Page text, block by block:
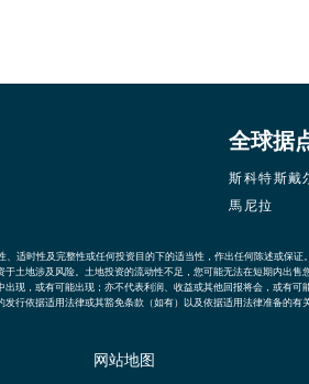
全球据
斯科特斯戴
馬尼拉
适时性及完整性或任何投资目的下的适当性，作出任何陈述或保
土地涉及风险。土地投资的流动性不足，您可能无法在短期内出
现，或有可能出现；亦不代表利润、收益或其他回报将会，或有
行依据适用法律或其豁免条款（如有）以及依据适用法律准备的
网站地图